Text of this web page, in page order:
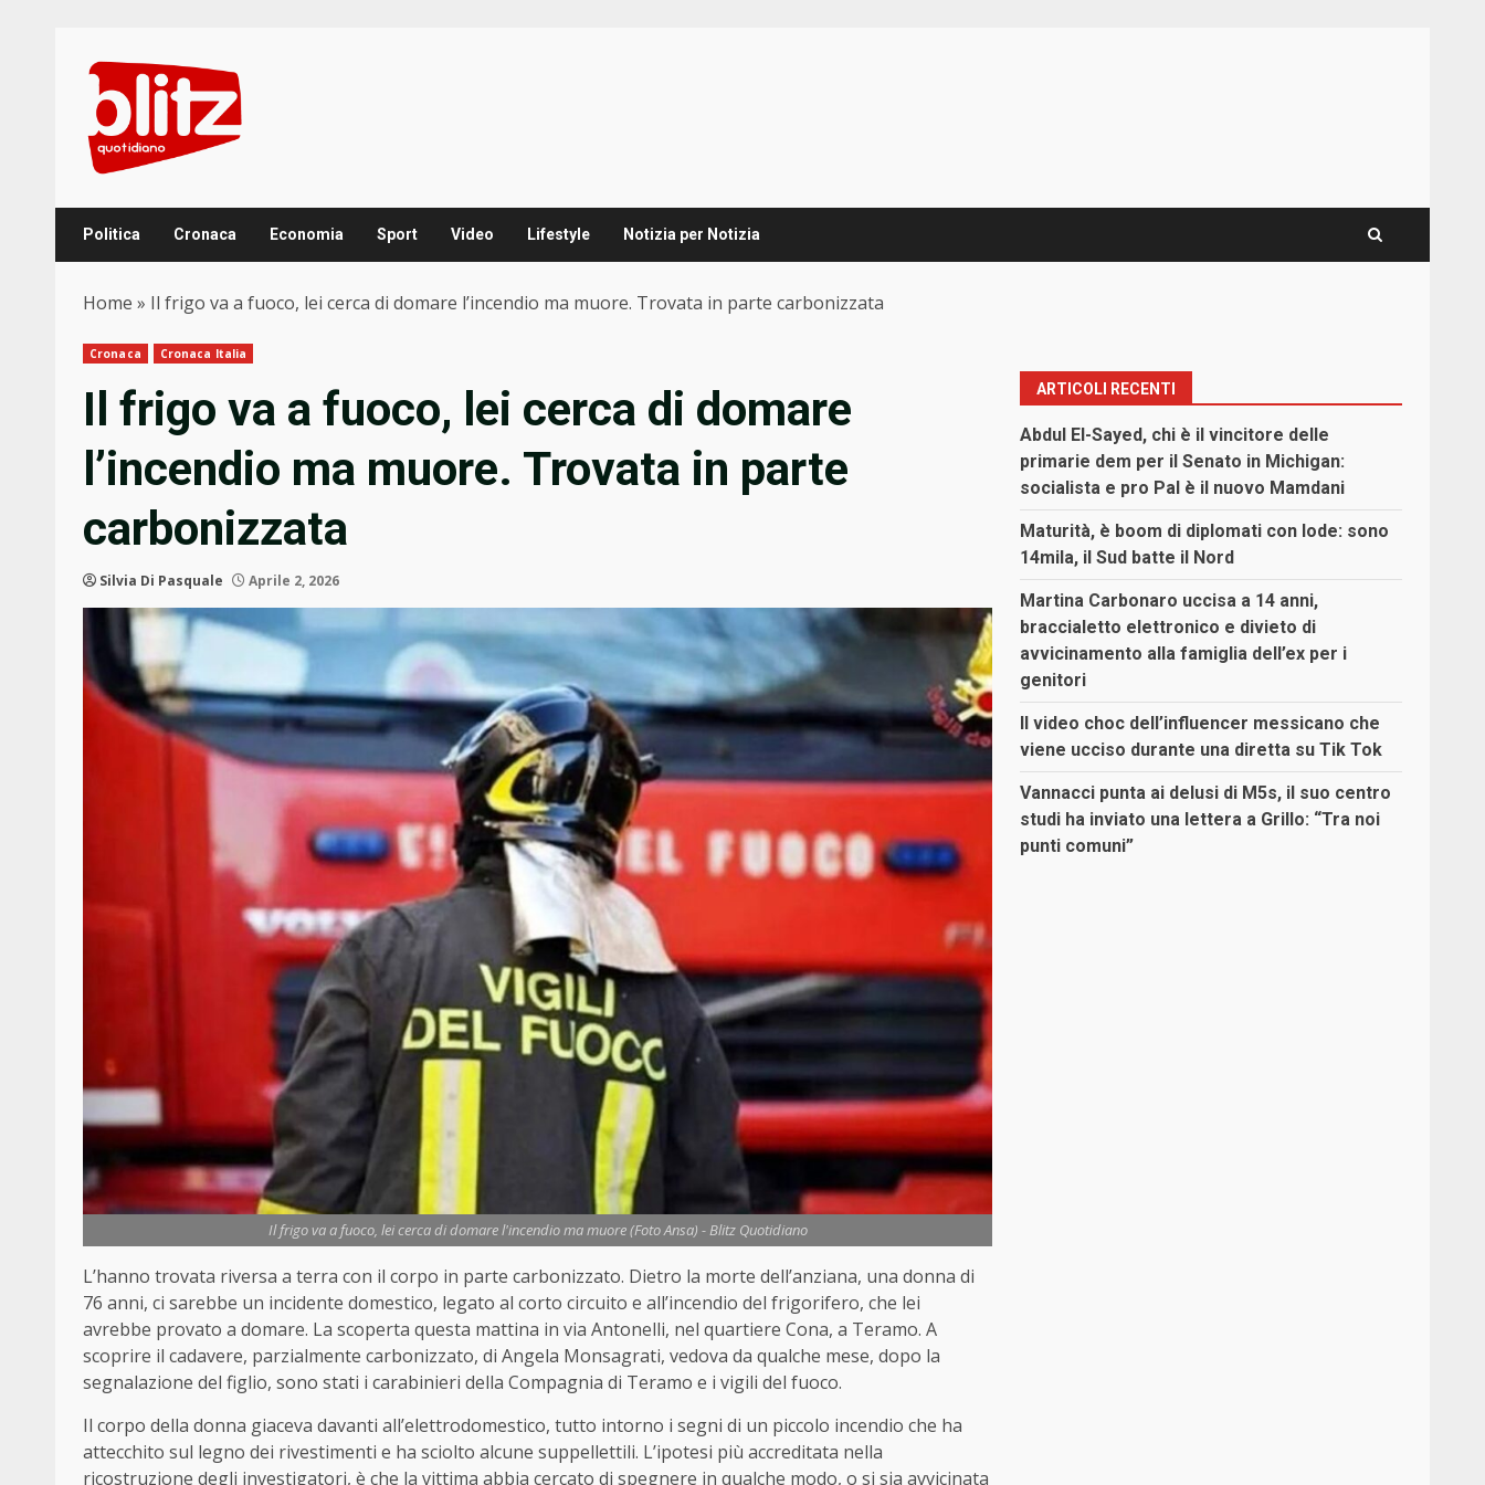
content
Politica Cronaca Economia Sport Video Lifestyle Notizia per Notizia
Home » Il frigo va a fuoco, lei cerca di domare l’incendio ma muore. Trovata in parte carbonizzata
Cronaca Cronaca Italia
Il frigo va a fuoco, lei cerca di domare
l’incendio ma muore. Trovata in parte
carbonizzata
Silvia Di Pasquale Aprile 2, 2026
Il frigo va a fuoco, lei cerca di domare l'incendio ma muore (Foto Ansa) - Blitz Quotidiano
L’hanno trovata riversa a terra con il corpo in parte carbonizzato. Dietro la morte dell’anziana, una donna di
76 anni, ci sarebbe un incidente domestico, legato al corto circuito e all’incendio del frigorifero, che lei
avrebbe provato a domare. La scoperta questa mattina in via Antonelli, nel quartiere Cona, a Teramo. A
scoprire il cadavere, parzialmente carbonizzato, di Angela Monsagrati, vedova da qualche mese, dopo la
segnalazione del figlio, sono stati i carabinieri della Compagnia di Teramo e i vigili del fuoco.
Il corpo della donna giaceva davanti all’elettrodomestico, tutto intorno i segni di un piccolo incendio che ha
attecchito sul legno dei rivestimenti e ha sciolto alcune suppellettili. L’ipotesi più accreditata nella
ricostruzione degli investigatori, è che la vittima abbia cercato di spegnere in qualche modo, o si sia avvicinata
ARTICOLI RECENTI
Abdul El-Sayed, chi è il vincitore delle
primarie dem per il Senato in Michigan:
socialista e pro Pal è il nuovo Mamdani
Maturità, è boom di diplomati con lode: sono
14mila, il Sud batte il Nord
Martina Carbonaro uccisa a 14 anni,
braccialetto elettronico e divieto di
avvicinamento alla famiglia dell’ex per i
genitori
Il video choc dell’influencer messicano che
viene ucciso durante una diretta su Tik Tok
Vannacci punta ai delusi di M5s, il suo centro
studi ha inviato una lettera a Grillo: “Tra noi
punti comuni”